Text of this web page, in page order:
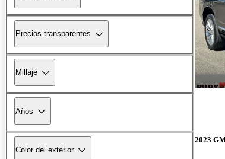
Precios transparentes
Millaje
Años
Color del exterior
2023